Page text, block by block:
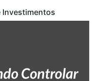
Investimentos